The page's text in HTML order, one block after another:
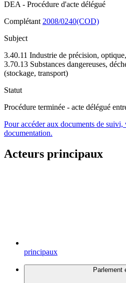
DEA - Procédure d'acte délégué
Complétant 2008/0240(COD)
Subject
3.40.11 Industrie de précision,
3.70.13 Substances dangereuses,
(stockage, transport)
Statut
Procédure terminée - acte délégué
Pour accéder aux documents de
documentation.
Acteurs principaux
principaux
Parlement